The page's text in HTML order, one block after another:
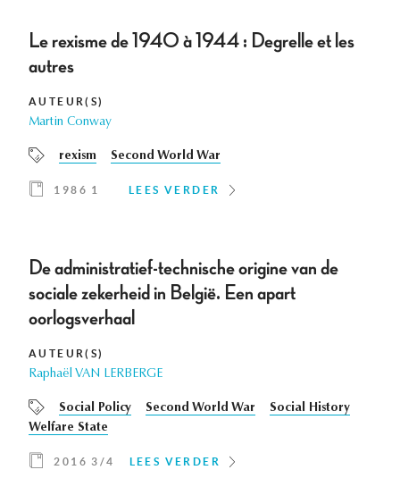
Le rexisme de 1940 à 1944 : Degrelle et les
autres
AUTEUR(S)
Martin Conway
rexism Second World War
1986 1 LEES VERDER
De administratief-technische origine van de
sociale zekerheid in België. Een apart
oorlogsverhaal
AUTEUR(S)
Raphaël VAN LERBERGE
Social Policy Second World War
Social History
Welfare State
2016 3/4 LEES VERDER